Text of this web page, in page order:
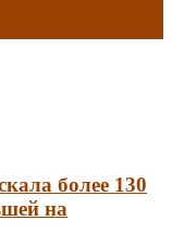
более 130
на